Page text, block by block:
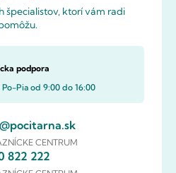
špecialistov, ktorí vám radi
podpora
Pia od 9:00 do 16:00
CENTRUM
822 222